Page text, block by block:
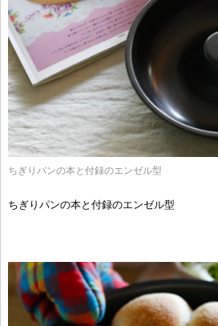
ちぎりパンの本と付録のエンゼル型
ちぎりパンの本と付録のエンゼル型